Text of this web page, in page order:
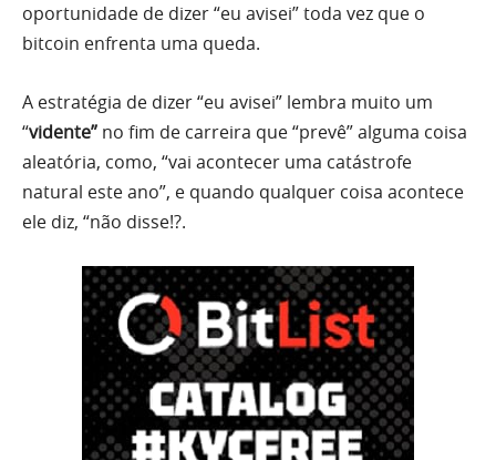
oportunidade de dizer “eu avisei” toda vez que o
bitcoin enfrenta uma queda.
A estratégia de dizer “eu avisei” lembra muito um
“vidente” no fim de carreira que “prevê” alguma coisa
aleatória, como, “vai acontecer uma catástrofe
natural este ano”, e quando qualquer coisa acontece
ele diz, “não disse!?.